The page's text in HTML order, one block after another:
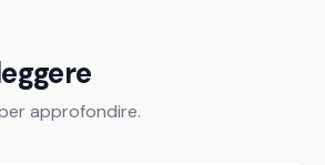
approfondire.